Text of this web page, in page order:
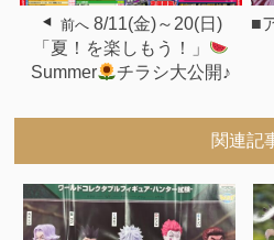
前へ 8/11(金)～20(日)
「夏！を楽しもう！」
Summer
チラシ大公開♪
■
関連記